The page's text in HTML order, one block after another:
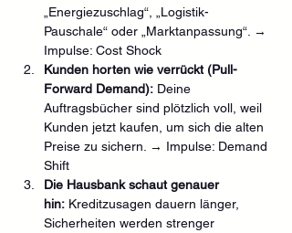
„Energiezuschlag“, „Logistik-
Pauschale“ oder „Marktanpassung“. →
Impulse: Cost Shock
Kunden horten wie verrückt (Pull-
Forward Demand): Deine
Auftragsbücher sind plötzlich voll, weil
Kunden jetzt kaufen, um sich die alten
Preise zu sichern. → Impulse: Demand
Shift
Die Hausbank schaut genauer
hin: Kreditzusagen dauern länger,
Sicherheiten werden strenger